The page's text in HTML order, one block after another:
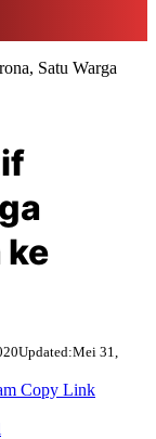
Satu Warga
ke
Updated:Mei 31,
Copy Link